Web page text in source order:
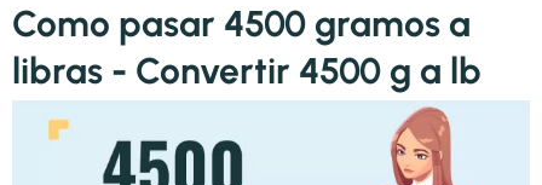
Como pasar 4500 gramos a
libras - Convertir 4500 g a lb